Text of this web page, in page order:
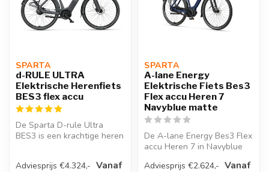
SPARTA
d-RULE ULTRA
Elektrische Herenfiets
BES3 flex accu
De Sparta D-rule Ultra
BES3 is een krachtige heren
Adviesprijs €4.324,- Vanaf
SPARTA
A-lane Energy
Elektrische Fiets Bes3
Flex accu Heren 7
Navyblue matte
De A-lane Energy Bes3 Flex
accu Heren 7 in Navyblue
Adviesprijs €2.624,- Vanaf